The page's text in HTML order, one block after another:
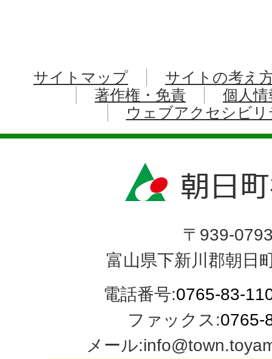
サイトマップ
サイトの考え
著作権・免責
個人
ウェブアクセシビ
〒939-
富山県下新川郡朝日
電話番号:0765-83-
ファックス:0765-
メール